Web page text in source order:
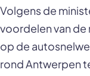
Volgens de
voordelen van
op de
rond Antwerpen